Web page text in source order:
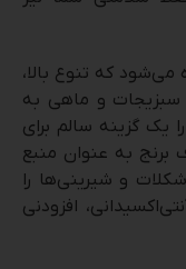
که تنوع بالا،
سبزیجات و ماهی به
یک گزینه سالم برای
به عنوان منبع
و شیرینی‌ها را
افزودنی